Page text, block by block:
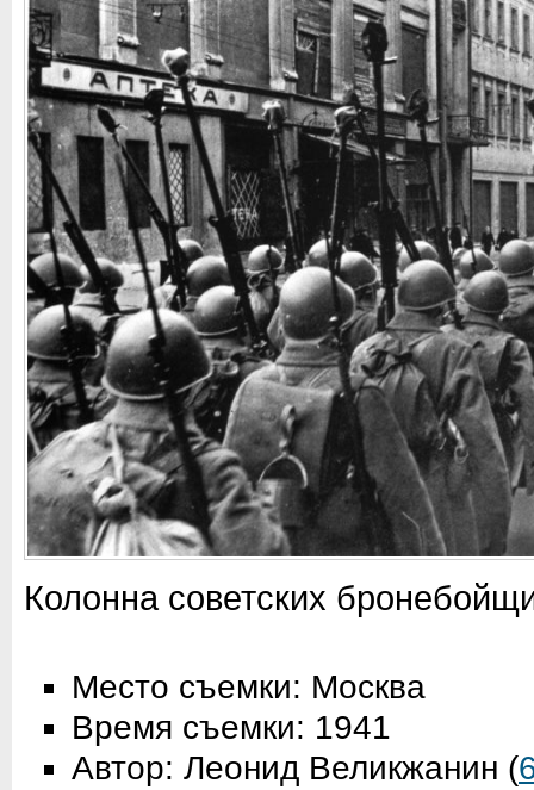
Колонна советских
Место съемки: Москва
Время съемки: 1941
Автор: Леонид Великжанин (